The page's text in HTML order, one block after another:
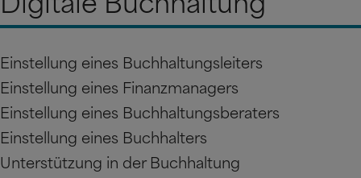
Digitale Buchhaltung
Einstellung eines Buchhaltungsleiters
Einstellung eines Finanzmanagers
Einstellung eines Buchhaltungsberaters
Einstellung eines Buchhalters
Unterstützung in der Buchhaltung